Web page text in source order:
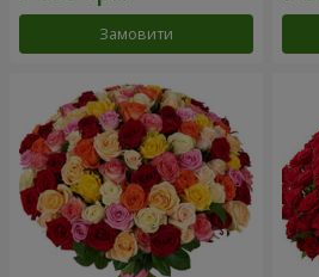
Замовити